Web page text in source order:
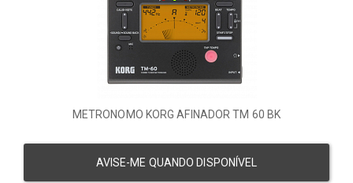
METRONOMO KORG AFINADOR TM 60 BK
AVISE-ME QUANDO DISPONÍVEL